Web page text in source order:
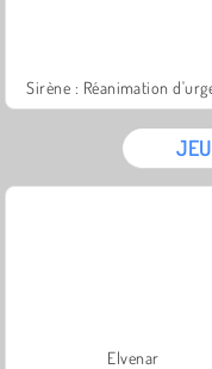
Sirène : Réanimation
Elvenar